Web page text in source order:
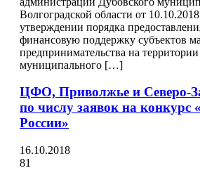
Волгоградской области от
утверждении порядка
финансовую поддержку субъектов
предпринимательства на
муниципального […]
ЦФО, Приволжье и Северо-
по числу заявок на конкурс
России»
16.10.2018
81